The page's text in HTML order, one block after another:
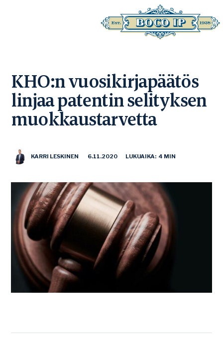
KHO:n vuosikirjapäätös
linjaa patentin selityksen
muokkaustarvetta
KARRI LESKINEN 6.11.2020 LUKUAIKA: 4 MIN